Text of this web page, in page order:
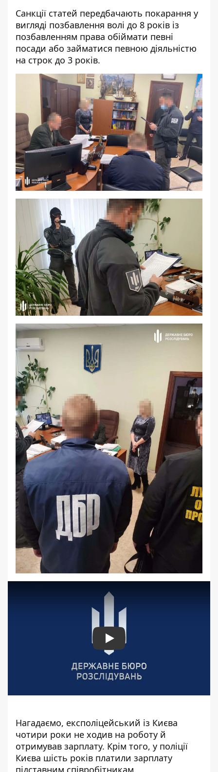
Санкції статей передбачають покарання у
вигляді позбавлення волі до 8 років із
позбавленням права обіймати певні
посади або займатися певною діяльністю
на строк до 3 років.
Play
Нагадаємо, експоліцейський із Києва
чотири роки не ходив на роботу й
отримував зарплату. Крім того, у поліції
Києва шість років платили зарплату
підставним співробітникам.